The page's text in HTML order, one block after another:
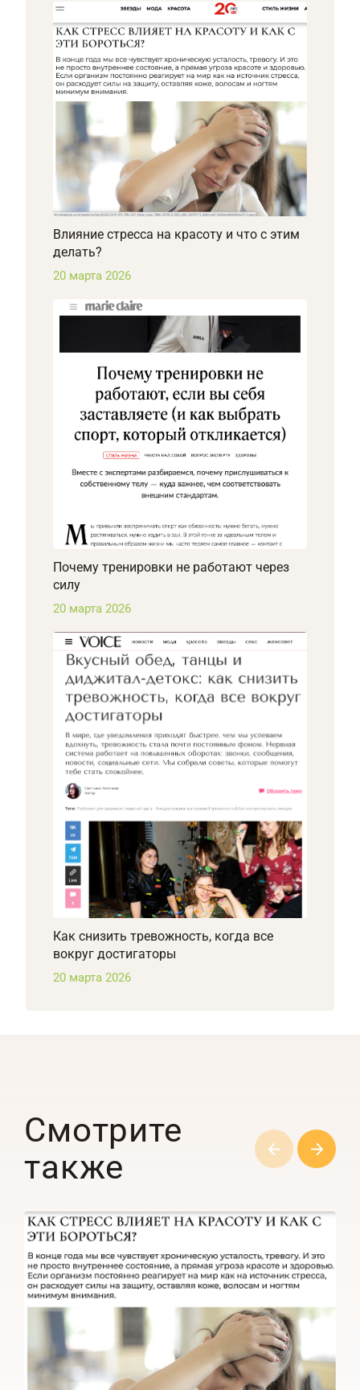
Влияние стресса на красоту и что с этим
делать?
20 марта 2026
Почему тренировки не работают через
силу
20 марта 2026
Как снизить тревожность, когда все
вокруг достигаторы
20 марта 2026
Смотрите
также